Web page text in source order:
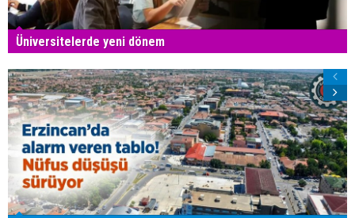
Üniversitelerde yeni dönem